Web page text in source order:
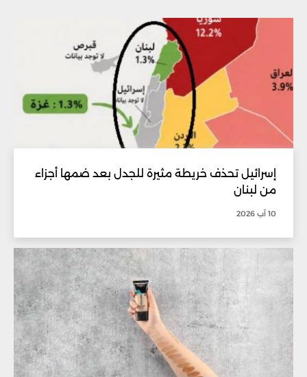
إسرائيل تحذف خريطة مثيرة للجدل بعد ضمها أجزاء
من لبنان
10 آب 2026